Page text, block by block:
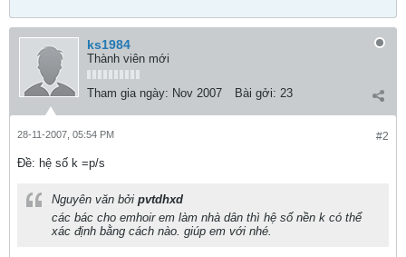
ks1984
Thành viên mới
Tham gia ngày: Nov 2007 Bài gởi: 23
#2
28-11-2007, 05:54 PM
Ðề: hệ số k =p/s
Nguyên văn bởi pvtdhxd
các bác cho emhoir em làm nhà dân thì hệ số nền k có thể
xác định bằng cách nào. giúp em với nhé.